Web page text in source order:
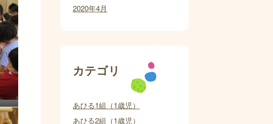
2020年4月
カテゴリ
あひる1組（1歳児）
あひる2組（1歳児）